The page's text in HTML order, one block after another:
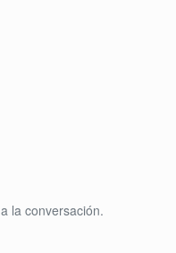
la conversación.